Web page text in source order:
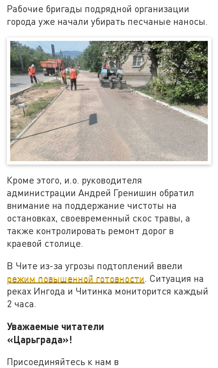
Рабочие бригады подрядной организации
города уже начали убирать песчаные наносы.
Кроме этого, и.о. руководителя
администрации Андрей Гренишин обратил
внимание на поддержание чистоты на
остановках, своевременный скос травы, а
также контролировать ремонт дорог в
краевой столице.
В Чите из-за угрозы подтоплений ввели
режим повышенной готовности. Ситуация на
реках Ингода и Читинка мониторится каждый
2 часа.
Уважаемые читатели
«Царьграда»!
Присоединяйтесь к нам в